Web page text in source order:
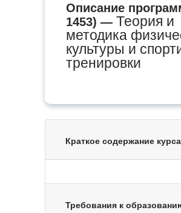
Описание
1453) — Теория и
методика
культуры и
тренировки
Краткое содержание курса
Требования к